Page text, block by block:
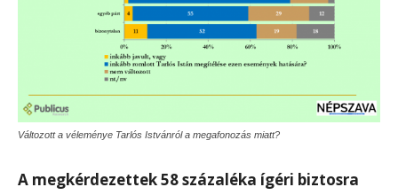
Változott a véleménye Tarlós Istvánról a megafonozás miatt?
A megkérdezettek 58 százaléka ígéri biztosra